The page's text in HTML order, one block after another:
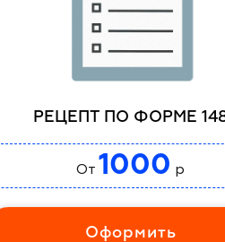
РЕЦЕПТ ПО ФОРМЕ
От 1000 р
Оформить